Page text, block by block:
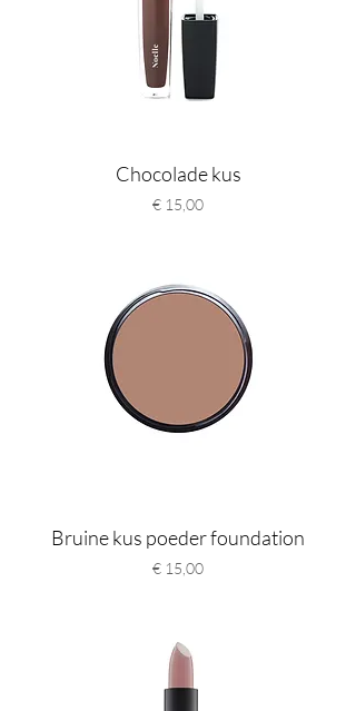
Chocolade kus
Prijs
€ 15,00
Bruine kus poeder foundation
Prijs
€ 15,00